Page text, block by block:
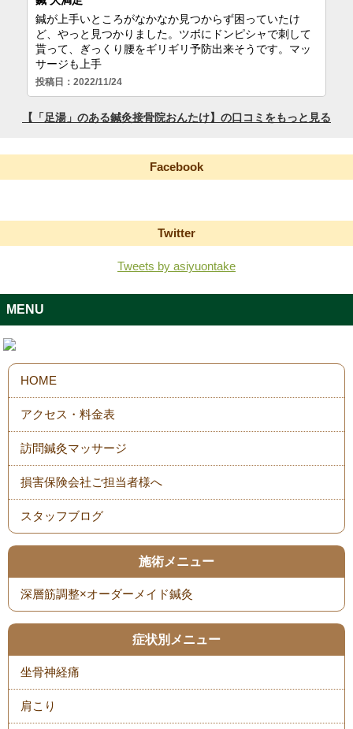
Facebook
Twitter
Tweets by asiyuontake
MENU
スタッフブログ
施術メニュー
症状別メニュー
坐骨神経痛
肩こり